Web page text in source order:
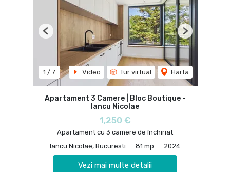
1 / 7 Video Tur virtual Harta
Previous Next
Apartament 3 Camere | Bloc Boutique -
Iancu Nicolae
1,250 €
Apartament cu 3 camere de închiriat
Iancu Nicolae, Bucuresti
81 mp 2024
Vezi mai multe detalii